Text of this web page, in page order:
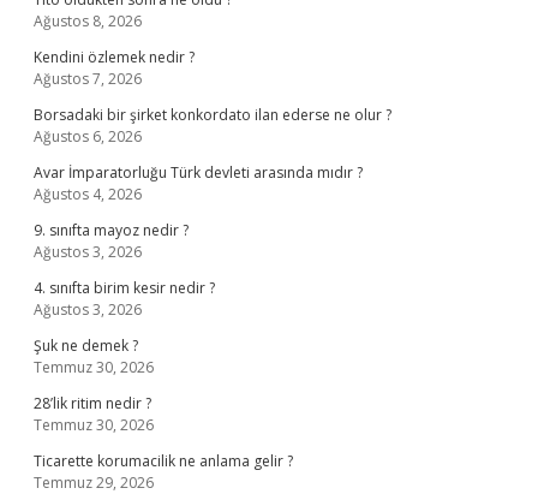
Ağustos 8, 2026
Kendini özlemek nedir ?
Ağustos 7, 2026
Borsadaki bir şirket konkordato ilan ederse ne olur ?
Ağustos 6, 2026
Avar İmparatorluğu Türk devleti arasında mıdır ?
Ağustos 4, 2026
9. sınıfta mayoz nedir ?
Ağustos 3, 2026
4. sınıfta birim kesir nedir ?
Ağustos 3, 2026
Şuk ne demek ?
Temmuz 30, 2026
28’lik ritim nedir ?
Temmuz 30, 2026
Ticarette korumacilik ne anlama gelir ?
Temmuz 29, 2026